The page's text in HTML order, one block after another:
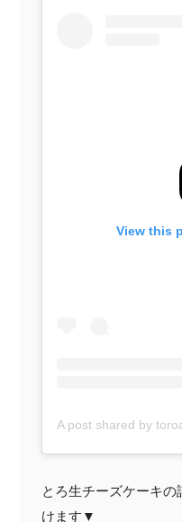
View this
とろ生チーズケーキ
けます▼